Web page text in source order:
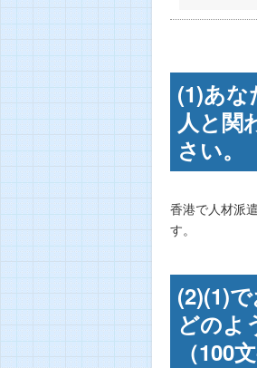
(1)あな
人と関
さい。
香港で人材派
す。
(2)(1)
どのよ
（100